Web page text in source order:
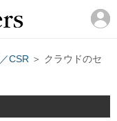
CSR ＞ クラウドのセ